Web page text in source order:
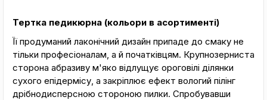
Тертка педикюрна (кольори в асортименті)
Її продуманий лаконічний дизайн припаде до смаку не
тільки професіоналам, а й початківцям. Крупнозерниста
сторона абразиву м'яко відлущує ороговілі ділянки
сухого епідермісу, а закріплює ефект вологий пілінг
дрібнодисперсною стороною пилки. Спробувавши